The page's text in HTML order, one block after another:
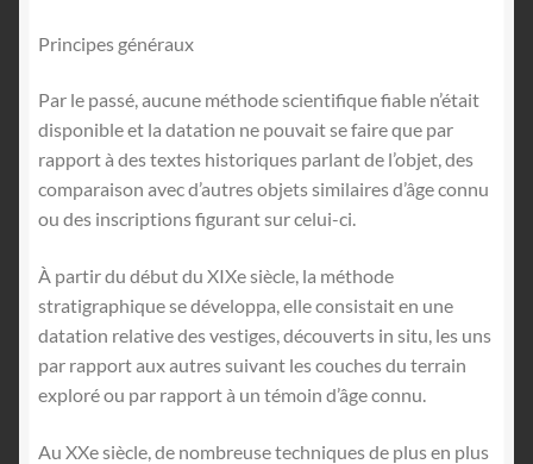
Principes généraux
Par le passé, aucune méthode scientifique fiable n’était
disponible et la datation ne pouvait se faire que par
rapport à des textes historiques parlant de l’objet, des
comparaison avec d’autres objets similaires d’âge connu
ou des inscriptions figurant sur celui-ci.
À partir du début du XIXe siècle, la méthode
stratigraphique se développa, elle consistait en une
datation relative des vestiges, découverts in situ, les uns
par rapport aux autres suivant les couches du terrain
exploré ou par rapport à un témoin d’âge connu.
Au XXe siècle, de nombreuse techniques de plus en plus